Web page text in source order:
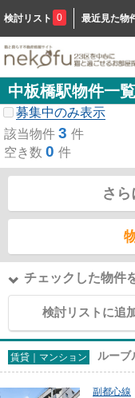
検討リスト 0 最近見た物
中板橋駅物件一覧
募集中のみ表示
該当物件 3 件
空き数 0 件
さ
チェックした物件
検討リストに追
賃貸｜マンション ルーブ
副都心線